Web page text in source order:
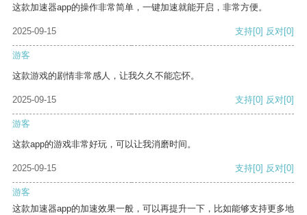
这款加速器app的操作非常简单，一键加速就能开启，非常方便。
2025-09-15 支持[0] 反对[0]
游客
这款游戏的剧情非常感人，让我久久不能忘怀。
2025-09-15 支持[0] 反对[0]
游客
这款app的游戏非常好玩，可以让我消磨时间。
2025-09-15 支持[0] 反对[0]
游客
这款加速器app的加速效果一般，可以再提升一下，比如能够支持更多地